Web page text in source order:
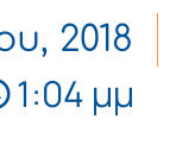
2018
1:04 μμ